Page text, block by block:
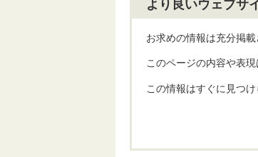
より良いウェブサ
お求めの情報は充分掲
このページの内容や表
この情報はすぐに見つ